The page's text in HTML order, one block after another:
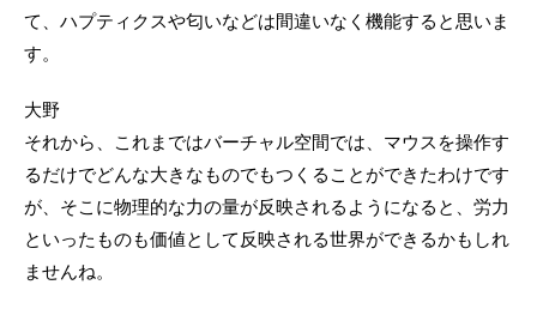
て、ハプティクスや匂いなどは間違いなく機能すると思いま
す。
大野
それから、これまではバーチャル空間では、マウスを操作す
るだけでどんな大きなものでもつくることができたわけです
が、そこに物理的な力の量が反映されるようになると、労力
といったものも価値として反映される世界ができるかもしれ
ませんね。